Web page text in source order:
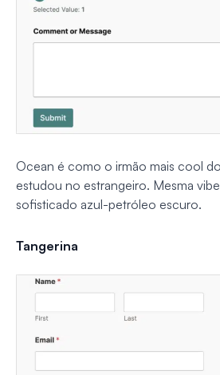
Ocean é como o irmão mais cool
estudou no estrangeiro. Mesma
sofisticado azul-petróleo escuro.
Tangerina